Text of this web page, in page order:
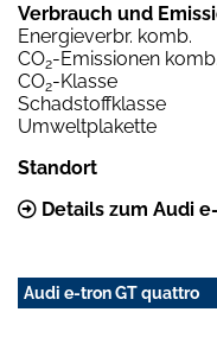
Verbrauch und
Energieverbr. komb.
CO2-Emissionen komb.
CO2-Klasse
Schadstoffklasse
Umweltplakette
Standort
Details zum Audi
Audi e-tron GT quattro